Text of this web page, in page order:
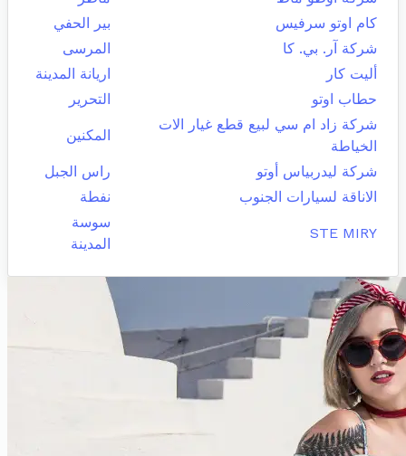
كام اوتو سرفيس
بير الحفي
شركة آر. بي. كا
المرسى
أليت كار
اريانة المدينة
حطاب اوتو
التحرير
شركة زاد ام سي لبيع قطع غيار الات
الخياطة
المكنين
شركة ليدربياس أوتو
راس الجبل
الاناقة لسيارات الجنوب
نفطة
STE MIRY
سوسة
المدينة